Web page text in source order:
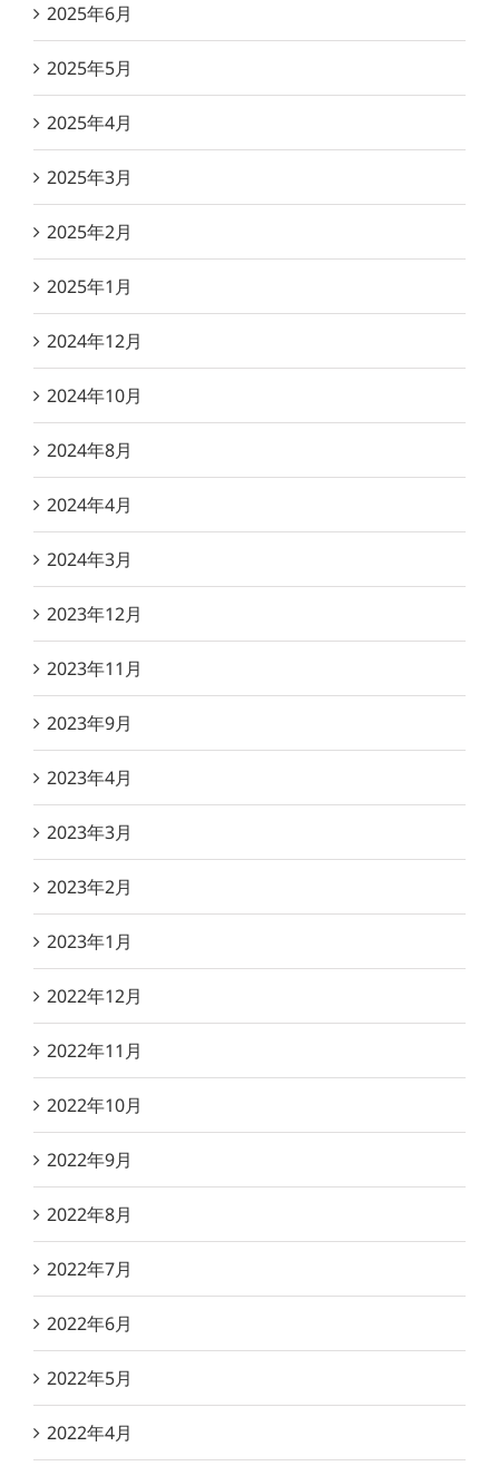
2025年6月
2025年5月
2025年4月
2025年3月
2025年2月
2025年1月
2024年12月
2024年10月
2024年8月
2024年4月
2024年3月
2023年12月
2023年11月
2023年9月
2023年4月
2023年3月
2023年2月
2023年1月
2022年12月
2022年11月
2022年10月
2022年9月
2022年8月
2022年7月
2022年6月
2022年5月
2022年4月